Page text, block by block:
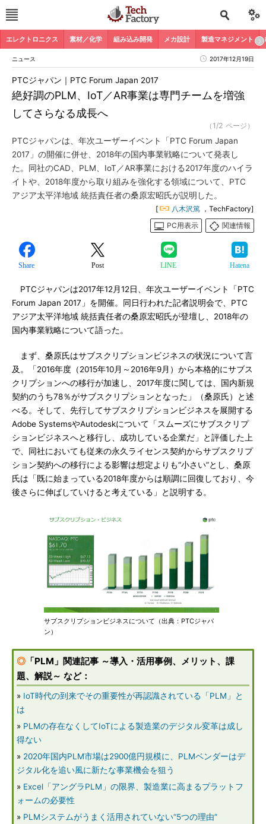
エレクトロニクス 素材／化学 組み込み開発 メカ設計 製造マネジメント
ニュース 2017年12月19日
絶好調のPLM、IoT／AR事業は専門チームを増強
してさらなる成長へ
PTCジャパン｜PTC Forum Japan 2017
（1/2 ページ）
PTCジャパンは、年次ユーザーイベント「PTC Forum Japan
2017」の開催に併せ、2018年の国内事業戦略について発表し
た。同社のCAD、PLM、IoT／AR事業における2017年度のハイラ
イトや、2018年度から取り組みを強化する領域について、PTC
アジア太平洋地域 統括責任者の桑原宏昭氏が説明した。
[ 八木沢篤 ，TechFactory]
PC用表示
関連情報
Share Post LINE Hatena
PTCジャパンは2017年12月12日、年次ユーザーイベント「PTC
Forum Japan 2017」を開催。同日行われた記者説明会で、PTC
アジア太平洋地域 統括責任者の桑原宏昭氏が登壇し、2018年の
国内事業戦略について語った。
まず、桑原氏はサブスクリプションビジネスの状況について言
及。「2016年度（2015年10月～2016年9月）から本格的にサブス
クリプションへの移行が加速し、2017年度に関しては、国内新規
契約のうち78％がサブスクリプションとなった」（桑原氏）と述
べる。そして、先行してサブスクリプションビジネスを展開する
Adobe SystemsやAutodeskについて「スムーズにサブスクリプ
ションビジネスへと移行し、成功している企業だ」と評価した上
で、同社においても従来の永久ライセンス契約からサブスクリプ
ション契約への移行による影響は想定よりも“小さい”とし、桑原
氏は「既に始まっている2018年度からは順調に回復しており、今
後さらに伸ばしていけると考えている」と説明する。
サブスクリプションビジネスについて（出典：PTCジャパ
ン）
◎ 「PLM」関連記事 ～導入・活用事例、メリット、課
題、解説～ など：
» IoT時代の到来でその重要性が再認識されている「PLM」と
は
» PLMの存在なくしてIoTによる製造業のデジタル変革は成し
得ない
» 2020年国内PLM市場は2900億円規模に、PLMベンダーはデ
ジタル化を追い風に新たな事業機会を狙う
» Excel「アングラPLM」の限界、製造業に高まるプラットフ
ォームの必要性
» PLMシステムがうまく活用されていない“5つの理由”